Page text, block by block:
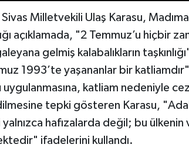
Milletvekili Ulaş Karasu,
açıklamada, "2 Temmuz’u hiçbir
gelmiş kalabalıkların
1993’te yaşananlar bir
uygulanmasına, katliam nedeniyle
tepki gösteren Karasu,
hafızalarda değil; bu
ifadelerini kullandı.